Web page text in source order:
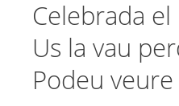
Celebrada
Us la vau
Podeu veure